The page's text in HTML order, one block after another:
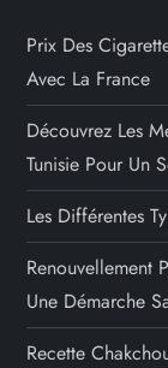
Prix Des
Avec La France
Découvrez Les
Tunisie Pour Un
Les Différentes
Renouvellement
Une Démarche
Recette